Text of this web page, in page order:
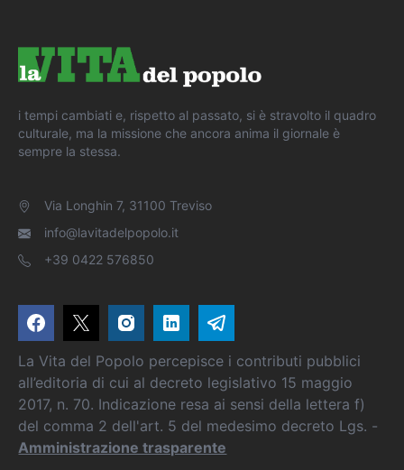
i tempi cambiati e, rispetto al passato, si è stravolto il quadro
culturale, ma la missione che ancora anima il giornale è
sempre la stessa.
Via Longhin 7, 31100 Treviso
info@lavitadelpopolo.it
+39 0422 576850
La Vita del Popolo percepisce i contributi pubblici
all’editoria di cui al decreto legislativo 15 maggio
2017, n. 70. Indicazione resa ai sensi della lettera f)
del comma 2 dell'art. 5 del medesimo decreto Lgs. -
Amministrazione trasparente